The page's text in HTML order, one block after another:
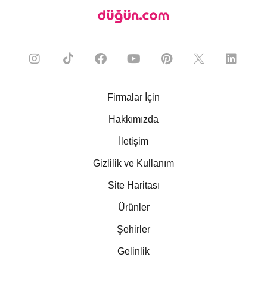
Firmalar İçin
Hakkımızda
İletişim
Gizlilik ve Kullanım
Site Haritası
Ürünler
Şehirler
Gelinlik